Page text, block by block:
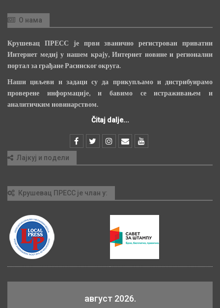
О нама
Крушевац ПРЕСС је први званично регистрован приватни
Интернет медиј у нашем крају, Интернет новине и регионални
портал за грађане Расинског округа.
Наши циљеви и задаци су да прикупљамо и дистрибуирамо
проверене информације, и бавимо се истраживањем и
аналитичким новинарством.
Čitaj dalje...
Лајкуј и подели
Крушевац ПРЕСС је члан у:
август 2026.